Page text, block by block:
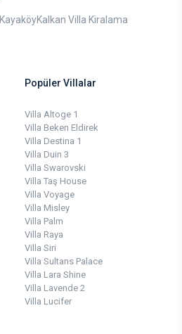
KayaköyKalkan Villa Kiralama
Popüler Villalar
Villa Altoge 1
Villa Beken Eldirek
Villa Destina 1
Villa Duin 3
Villa Swarovski
Villa Taş House
Villa Voyage
Villa Misley
Villa Palm
Villa Raya
Villa Siri
Villa Sultans Palace
Villa Lara Shine
Villa Lavende 2
Villa Lucifer